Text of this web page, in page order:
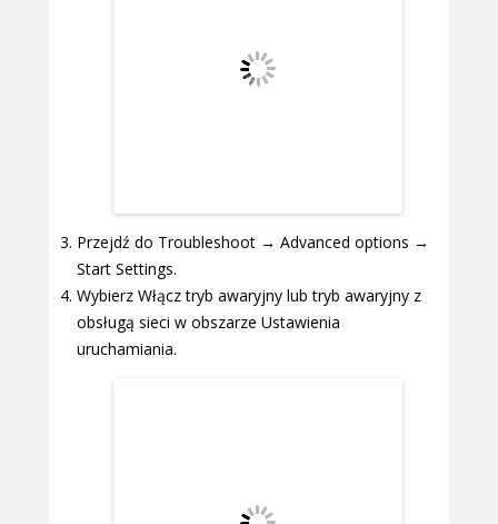
Przejdź do Troubleshoot → Advanced options →
Start Settings.
Wybierz Włącz tryb awaryjny lub tryb awaryjny z
obsługą sieci w obszarze Ustawienia
uruchamiania.